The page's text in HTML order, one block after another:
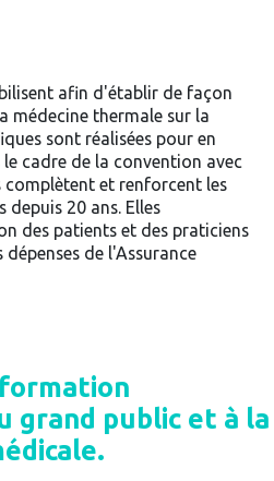
afin d'établir de façon
médecine thermale sur la
sont réalisées pour en
cadre de la convention avec
complètent et renforcent les
20 ans. Elles
des patients et des praticiens
de l'Assurance
grand public et à la